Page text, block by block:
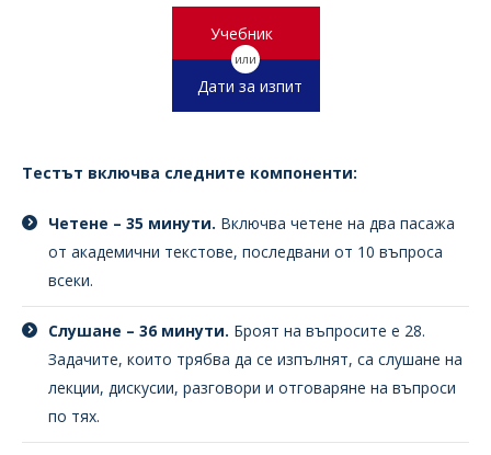
Учебник
или
Дати за изпит
Тестът включва следните компоненти:
Четене – 35 минути. Включва четене на два пасажа
от академични текстове, последвани от 10 въпроса
всеки.
Слушане – 36 минути. Броят на въпросите е 28.
Задачите, които трябва да се изпълнят, са слушане на
лекции, дискусии, разговори и отговаряне на въпроси
по тях.